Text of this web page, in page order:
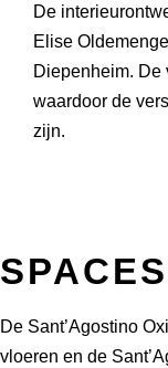
De
Elise
Diepenheim. De
waardoor de
zijn.
SPACES
De Sant’Agostino
vloeren en de